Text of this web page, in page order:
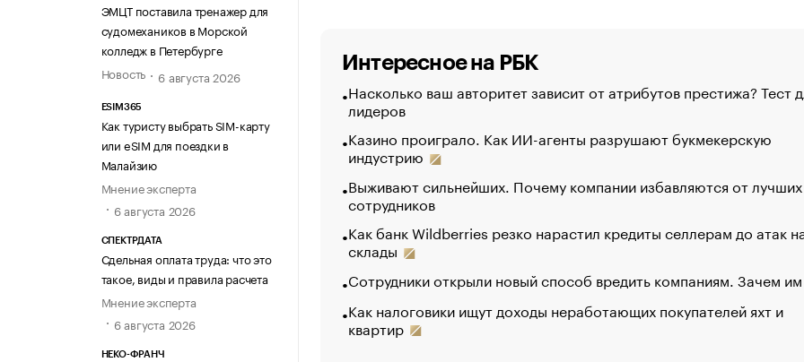
ЭМЦТ поставила тренажер для
судомехаников в Морской
колледж в Петербурге
Новость
6 августа 2026
ESIM365
Как туристу выбрать SIM-карту
или eSIM для поездки в
Малайзию
Мнение эксперта
6 августа 2026
СПЕКТРДАТА
Сдельная оплата труда: что это
такое, виды и правила расчета
Мнение эксперта
6 августа 2026
НЕКО-ФРАНЧ
Интересное на РБК
Насколько ваш авторитет зависит от атрибутов престижа? Тест
лидеров
Казино проиграло. Как ИИ-агенты разрушают букмекерскую
индустрию
Выживают сильнейших. Почему компании избавляются от лучших
сотрудников
Как банк Wildberries резко нарастил кредиты селлерам до атак
склады
Сотрудники открыли новый способ вредить компаниям. Зачем
Как налоговики ищут доходы неработающих покупателей яхт и
квартир